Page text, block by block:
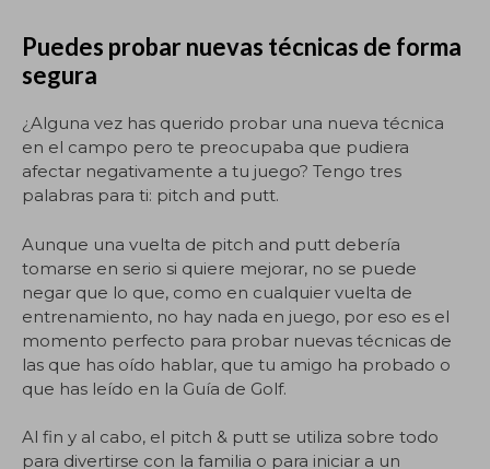
Puedes probar nuevas técnicas de forma
segura
¿Alguna vez has querido probar una nueva técnica
en el campo pero te preocupaba que pudiera
afectar negativamente a tu juego? Tengo tres
palabras para ti: pitch and putt.
Aunque una vuelta de pitch and putt debería
tomarse en serio si quiere mejorar, no se puede
negar que lo que, como en cualquier vuelta de
entrenamiento, no hay nada en juego, por eso es el
momento perfecto para probar nuevas técnicas de
las que has oído hablar, que tu amigo ha probado o
que has leído en la Guía de Golf.
Al fin y al cabo, el pitch & putt se utiliza sobre todo
para divertirse con la familia o para iniciar a un